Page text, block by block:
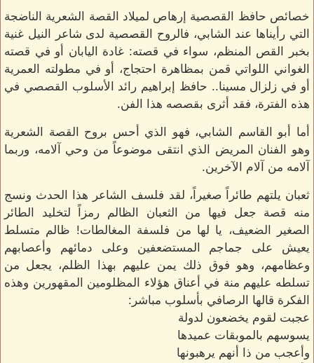
خصائص حافظ القصصية إرهاص لميلاد القصة الشعرية الناضجة
التي رأيناها عند الشابي، فالروح القصصية لدى شاعر النيل غنية
بخبر القص المنظم، سواء في قصته: غادة اليابان أو في قصته
الغواني اللواتي قمن بمظاهرة احتجاج، أو في مطولته العمرية
أو في زلزال مسينا.. حافظ إبراهيم رائد الأسلوب القصصي في
هذه الفترة، فقد أثرى بقصصه هذا الفن.
أما أبو القاسم الشابي، فهو الذي أحس بروح القصة الشعرية
وهو الفنان المريض الذي انتقى موضوعاً من وحي آلامه، وربما
آلامه من آلام الآخرين.
ثعبان يلتهم طائراً صغيراً، لقد فلسف الشاعر هذا الحدث ونسج
منه قصة جعل فيها من الثعبان الظالم رمزاً لتخليد الطائر
الصغير الضعيف، يا لها من فلسفة المغالطات! ظالم متسلط
يعيش على جماجم المستضعفين وعلى دمائهم وأعصابهم
وعظامهم، وهو فوق ذلك يمن عليهم بهذا الظلم، يجعل من
تسلطه عليهم منة في أعناق هؤلاء المظلومين المقهورين وهذه
الفكرة قالها الرصافي بأسلوب مباشر:
عجبت لقوم يخضعون لدولة
يسوسهم بالموبقات عميدها
وأعجب من ذا أنهم يرهبونها